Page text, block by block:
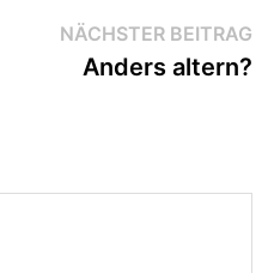
NÄCHSTER BEITRAG
Anders altern?